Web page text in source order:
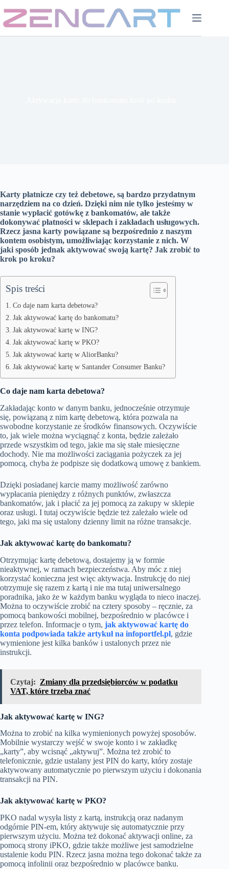
do
treści
Karty płatnicze czy też debetowe, są bardzo przydatnym
narzędziem na co dzień. Dzięki nim nie tylko jesteśmy w
stanie wypłacić gotówkę z bankomatów, ale także
dokonywać płatności w sklepach i zakładach usługowych.
Rzecz jasna karty powiązane są bezpośrednio z naszym
kontem osobistym, umożliwiając korzystanie z nich. W
jaki sposób jednak aktywować swoją kartę? Jak zrobić to
krok po kroku?
Spis treści
Co daje nam karta debetowa?
Jak aktywować kartę do bankomatu?
Jak aktywować kartę w ING?
Jak aktywować kartę w PKO?
Jak aktywować kartę w AliorBanku?
Jak aktywować kartę w Santander Consumer Banku?
Co daje nam karta debetowa?
Zakładając konto w danym banku, jednocześnie otrzymuje
się, powiązaną z nim kartę debetową, która pozwala na
swobodne korzystanie ze środków finansowych. Oczywiście
to, jak wiele można wyciągnąć z konta, będzie zależało
przede wszystkim od tego, jakie ma się stałe miesięczne
dochody. Nie ma możliwości zaciągania pożyczek za jej
pomocą, chyba że podpisze się dodatkową umowę z bankiem.
Dzięki posiadanej karcie mamy możliwość zarówno
wypłacania pieniędzy z różnych punktów, zwłaszcza
bankomatów, jak i płacić za jej pomocą za zakupy w sklepie
oraz usługi. I tutaj oczywiście będzie też zależało wiele od
tego, jaki ma się ustalony dzienny limit na różne transakcje.
Jak aktywować kartę do bankomatu?
Otrzymując kartę debetową, dostajemy ją w formie
nieaktywnej, w ramach bezpieczeństwa. Aby móc z niej
korzystać konieczna jest więc aktywacja. Instrukcję do niej
otrzymuje się razem z kartą i nie ma tutaj uniwersalnego
poradnika, jako że w każdym banku wygląda to nieco inaczej.
Można to oczywiście zrobić na cztery sposoby – ręcznie, za
pomocą bankowości mobilnej, bezpośrednio w placówce i
przez telefon. Informacje o tym, jak aktywować kartę do
konta podpowiada także artykuł na infoportfel.pl, gdzie
wymienione jest kilka banków i ustalonych przez nie
instrukcji.
Czytaj: Zmiany dla przedsiębiorców w podatku
VAT, które trzeba znać
Jak aktywować kartę w ING?
Można to zrobić na kilka wymienionych powyżej sposobów.
Mobilnie wystarczy wejść w swoje konto i w zakładkę
„karty”, aby wcisnąć „aktywuj”. Można też zrobić to
telefonicznie, gdzie ustalany jest PIN do karty, który zostaje
aktywowany automatycznie po pierwszym użyciu i dokonania
transakcji na PIN.
Jak aktywować kartę w PKO?
PKO nadal wysyła listy z kartą, instrukcją oraz nadanym
odgórnie PIN-em, który aktywuje się automatycznie przy
pierwszym użyciu. Można też dokonać aktywacji online, za
pomocą strony iPKO, gdzie także możliwe jest samodzielne
ustalenie kodu PIN. Rzecz jasna można tego dokonać także za
pomocą infolinii oraz bezpośrednio w placówce banku.